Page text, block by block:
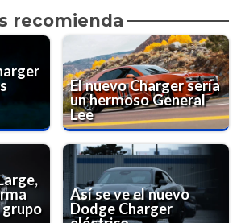
recomienda
El nuevo Charger sería
un hermoso General
Lee
Así se ve el nuevo
Dodge Charger